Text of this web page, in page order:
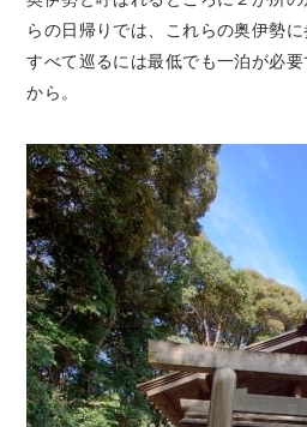
らの日帰りでは、これらの奥伊勢
すべて巡るには最低でも一泊が必
から。